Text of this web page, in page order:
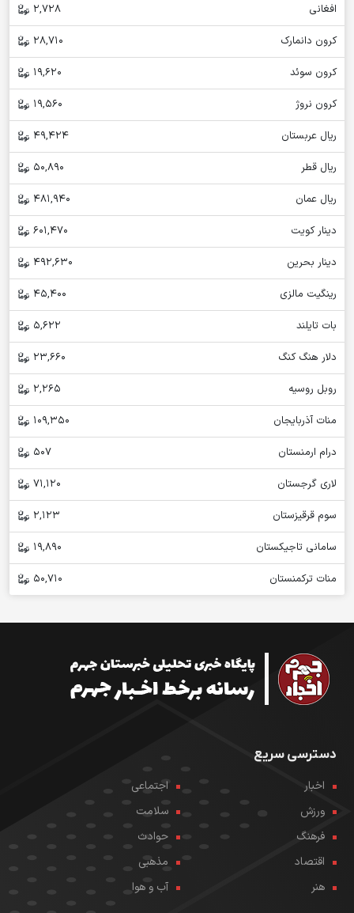
افغانی
2,728
کرون دانمارک
28,710
کرون سوئد
19,620
کرون نروژ
19,560
ریال عربستان
49,424
ریال قطر
50,890
ریال عمان
481,940
دینار کویت
601,470
دینار بحرین
492,630
رینگیت مالزی
45,400
بات تایلند
5,622
دلار هنگ کنگ
23,660
روبل روسیه
2,265
منات آذربایجان
109,350
درام ارمنستان
507
لاری گرجستان
71,120
سوم قرقیزستان
2,123
سامانی تاجیکستان
19,890
منات ترکمنستان
50,710
دسترسی سریع
اخبار
اجتماعی
ورزش
سلامت
فرهنگ
حوادث
اقتصاد
مذهبی
هنر
آب و هوا